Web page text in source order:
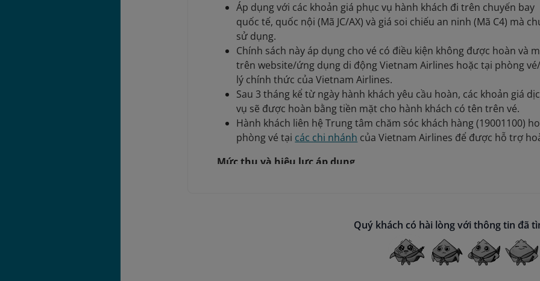
Áp dụng với các khoản giá phục vụ hành khách đi trên chuyến bay
quốc tế, quốc nội (Mã JC/AX) và giá soi chiếu an ninh (Mã C4) mà
sử dụng.
Chính sách này áp dụng cho vé có điều kiện không được hoàn và
trên website/ứng dụng di động Vietnam Airlines hoặc tại phòng
lý chính thức của Vietnam Airlines.
Sau 3 tháng kể từ ngày hành khách yêu cầu hoàn, các khoản giá
vụ sẽ được hoàn bằng tiền mặt cho hành khách có tên trên vé.
Hành khách liên hệ Trung tâm chăm sóc khách hàng (19001100)
phòng vé tại các chi nhánh của Vietnam Airlines để được hỗ trợ
Mức thu và hiệu lực áp dụng
Trẻ em từ đủ 02 đến dưới 12 tuổi:9.091 VND/hành khách
Không thu.
Chuyến bay quốc tế khởi hành từ Việt Nam: Giữ nguyên
Quý khách có hài lòng với thông tin đã